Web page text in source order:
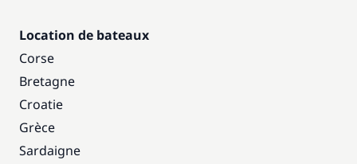
Location de bateaux
Corse
Bretagne
Croatie
Grèce
Sardaigne